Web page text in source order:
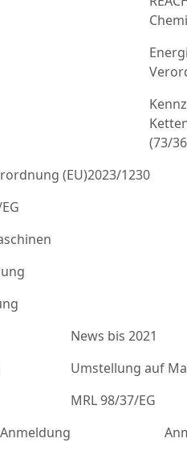
(73/
(EU)2023/1230
News bis 2021
Umstellung auf
MRL 98/37/EG